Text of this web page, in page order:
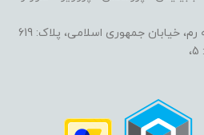
آدرس : جمهوری اسلامی، کوچه رم، خیابان جمهوری اسلامی، پلاک: 619